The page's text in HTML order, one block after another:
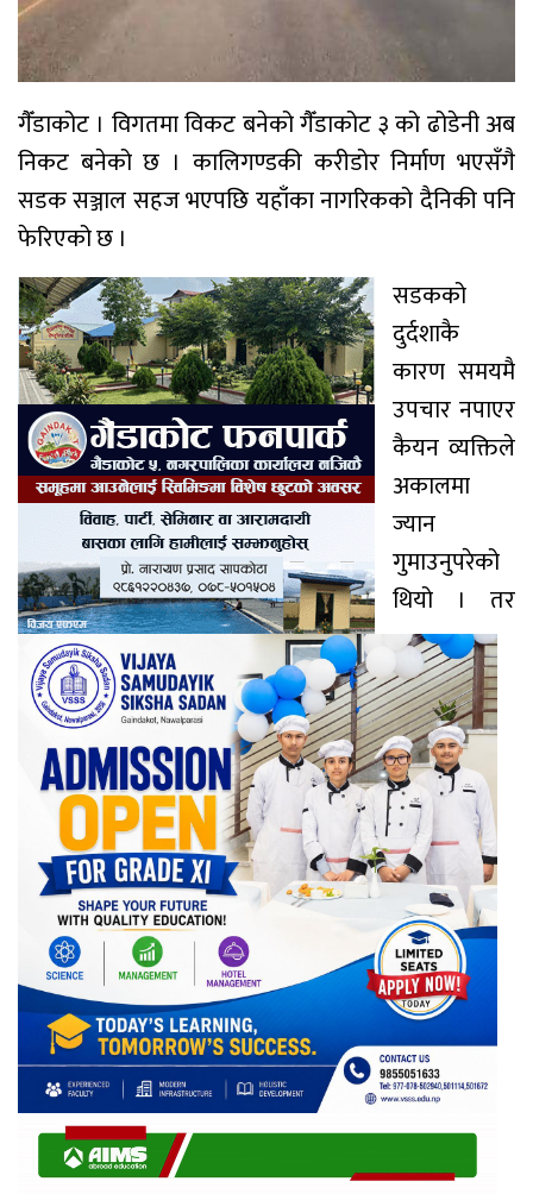
गैँडाकोट । विगतमा विकट बनेको गैँडाकोट ३ को ढोडेनी अब
निकट बनेको छ । कालिगण्डकी करीडोर निर्माण भएसँगै
सडक सञ्जाल सहज भएपछि यहाँका नागरिकको दैनिकी पनि
फेरिएको छ ।
सडकको
दुर्दशाकै
कारण समयमै
उपचार नपाएर
कैयन व्यक्तिले
अकालमा
ज्यान
गुमाउनुपरेको
थियो । तर